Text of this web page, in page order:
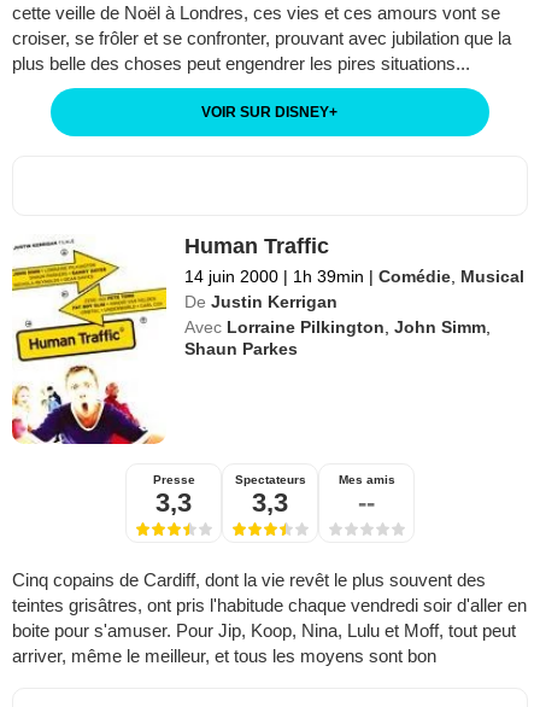
cette veille de Noël à Londres, ces vies et ces amours vont se
croiser, se frôler et se confronter, prouvant avec jubilation que la
plus belle des choses peut engendrer les pires situations...
VOIR SUR DISNEY+
Human Traffic
14 juin 2000 | 1h 39min | Comédie Musical
De Justin Kerrigan
Avec Lorraine Pilkington ,John Simm
Shaun Parkes
Presse
3,3
Spectateurs
3,3
Mes amis
--
Cinq copains de Cardiff, dont la vie revêt le plus souvent des
teintes grisâtres, ont pris l'habitude chaque vendredi soir d'aller en
boite pour s'amuser. Pour Jip, Koop, Nina, Lulu et Moff, tout peut
arriver, même le meilleur, et tous les moyens sont bon